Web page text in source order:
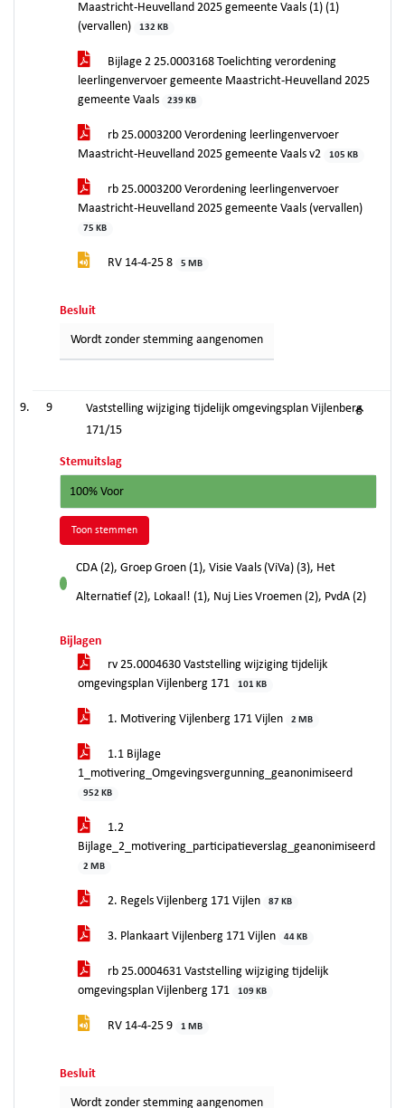
Maastricht-Heuvelland 2025 gemeente Vaals (1) (1)
(vervallen)
132 KB
Bijlage 2 25.0003168 Toelichting verordening
leerlingenvervoer gemeente Maastricht-Heuvelland 2025
gemeente Vaals
239 KB
rb 25.0003200 Verordening leerlingenvervoer
Maastricht-Heuvelland 2025 gemeente Vaals v2
105 KB
rb 25.0003200 Verordening leerlingenvervoer
Maastricht-Heuvelland 2025 gemeente Vaals (vervallen)
75 KB
RV 14-4-25 8 5 MB
Besluit
Wordt zonder stemming aangenomen
9
Vaststelling wijziging tijdelijk omgevingsplan Vijlenberg
171/15
Stemuitslag
100% Voor
Toon stemmen
voor
CDA (2), Groep Groen (1), Visie Vaals (ViVa) (3), Het
Alternatief (2), Lokaal! (1), Nuj Lies Vroemen (2), PvdA (2)
Bijlagen
rv 25.0004630 Vaststelling wijziging tijdelijk
omgevingsplan Vijlenberg 171
101 KB
1. Motivering Vijlenberg 171 Vijlen 2 MB
1.1 Bijlage
1_motivering_Omgevingsvergunning_geanonimiseerd
952 KB
1.2
Bijlage_2_motivering_participatieverslag_geanonimiseerd
2 MB
2. Regels Vijlenberg 171 Vijlen 87 KB
3. Plankaart Vijlenberg 171 Vijlen 44 KB
rb 25.0004631 Vaststelling wijziging tijdelijk
omgevingsplan Vijlenberg 171
109 KB
RV 14-4-25 9 1 MB
Besluit
Wordt zonder stemming aangenomen